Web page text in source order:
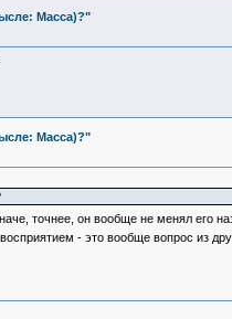
Масса)?"
Масса)?"
точнее, он вообще не менял его
- это вообще вопрос из